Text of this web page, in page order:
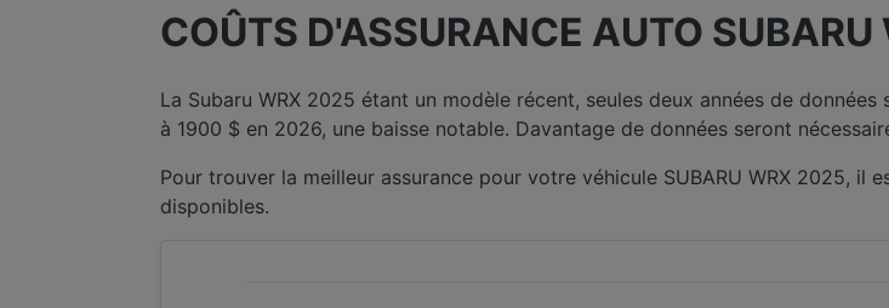
COÛTS D'ASSURANCE AUTO
La Subaru WRX 2025 étant un modèle récent, seules deux années de
à 1900 $ en 2026, une baisse notable. Davantage de données seront
Pour trouver la meilleur assurance pour votre véhicule SUBARU WRX 2025,
disponibles.